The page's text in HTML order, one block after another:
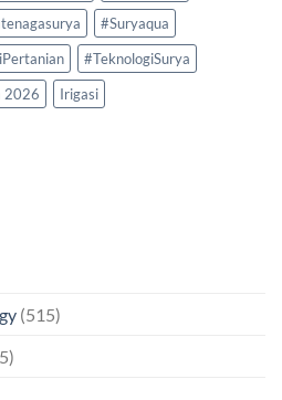
#Suryaqua
#TeknologiSurya
2026
Irigasi
(515)